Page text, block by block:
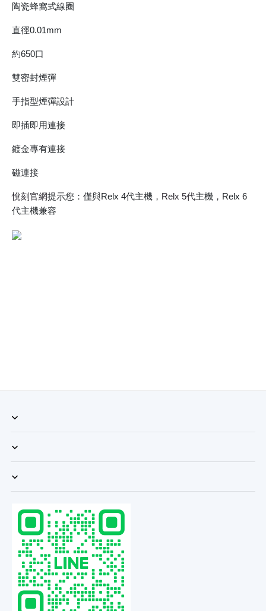
陶瓷蜂窩式線圈
直徑0.01mm
約650口
雙密封煙彈
手指型煙彈設計
即插即用連接
鍍金專有連接
磁連接
悅刻官網提示您：僅與Relx 4代主機， Relx 5代主機，Relx 6
代主機兼容